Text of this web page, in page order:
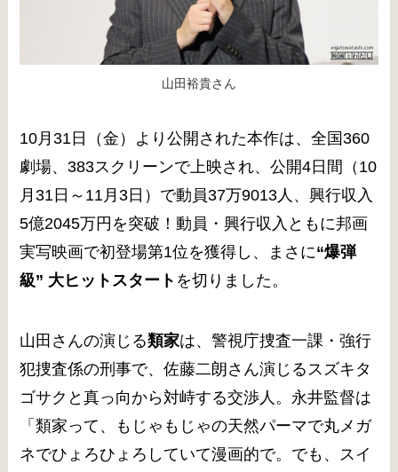
山田裕貴さん
10月31日（金）より公開された本作は、全国360
劇場、383スクリーンで上映され、公開4日間（10
月31日～11月3日）で動員37万9013人、興行収入
5億2045万円を突破！動員・興行収入ともに邦画
実写映画で初登場第1位を獲得し、まさに“爆弾
級” 大ヒットスタート を切りました。
山田さんの演じる類家は、警視庁捜査一課・強行
犯捜査係の刑事で、佐藤二朗さん演じるスズキタ
ゴサクと真っ向から対峙する交渉人。永井監督は
「類家って、もじゃもじゃの天然パーマで丸メガ
ネでひょろひょろしていて漫画的で。でも、スイ